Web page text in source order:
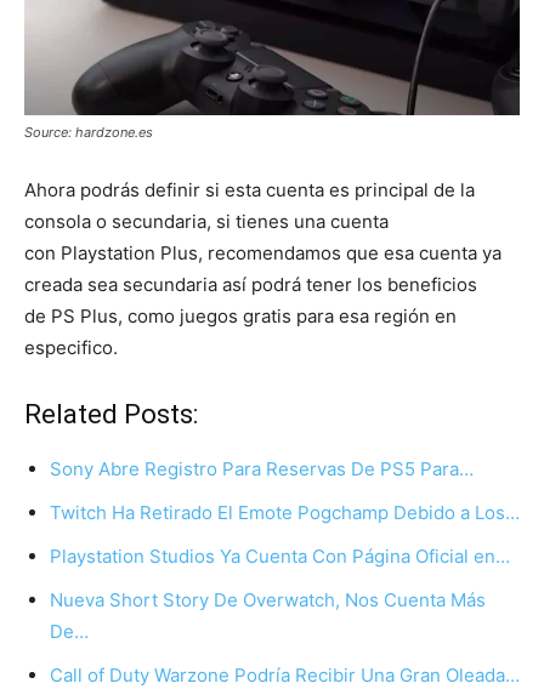
Source: hardzone.es
Ahora podrás definir si esta cuenta es principal de la
consola o secundaria, si tienes una cuenta
con Playstation Plus, recomendamos que esa cuenta ya
creada sea secundaria así podrá tener los beneficios
de PS Plus, como juegos gratis para esa región en
especifico.
Related Posts:
Sony Abre Registro Para Reservas De PS5 Para…
Twitch Ha Retirado El Emote Pogchamp Debido a Los…
Playstation Studios Ya Cuenta Con Página Oficial en…
Nueva Short Story De Overwatch, Nos Cuenta Más
De…
Call of Duty Warzone Podría Recibir Una Gran Oleada…